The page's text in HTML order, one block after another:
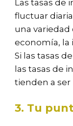
Las tasas de
fluctuar
una variedad
economía, la
Si las tasas
las tasas de
tienden a ser
3. Tu